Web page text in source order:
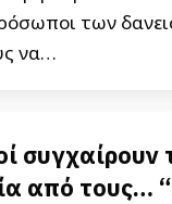
των
να…
από τους…